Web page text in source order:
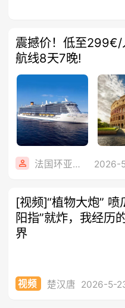
震撼价！低至
航线8天7晚!
法国环亚旅游 2026-
[视频]“植物大炮” 喷瓜路遇“一
阳指”就炸，我经历
界
视频 楚汉唐 2026-5-